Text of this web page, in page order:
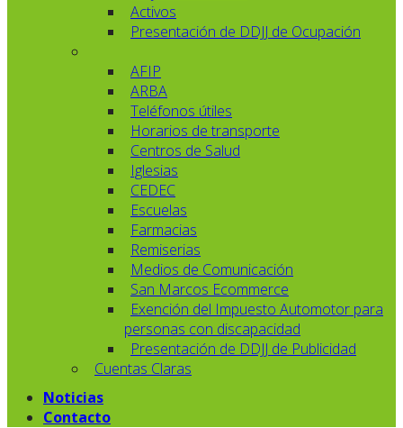
Activos
Presentación de DDJJ de Ocupación
AFIP
ARBA
Teléfonos útiles
Horarios de transporte
Centros de Salud
Iglesias
CEDEC
Escuelas
Farmacias
Remiserias
Medios de Comunicación
San Marcos Ecommerce
Exención del Impuesto Automotor para
personas con discapacidad
Presentación de DDJJ de Publicidad
Cuentas Claras
Noticias
Contacto